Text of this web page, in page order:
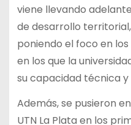
viene llevando
de desarrollo
poniendo el foco en
en los que la
su capacidad técnica
Además, se pusieron
UTN La Plata en los